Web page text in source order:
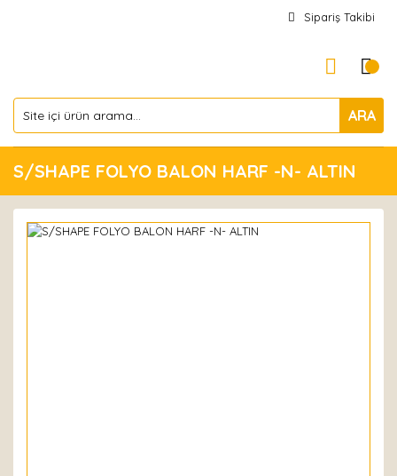
Sipariş Takibi
ARA
S/SHAPE FOLYO BALON HARF -N- ALTIN